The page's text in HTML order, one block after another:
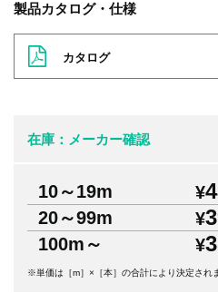
製品カタログ・仕様
カタログ
在庫：メーカー確認
10～19m ¥
20～99m ¥
100m～ ¥
※単価は［m］×［本］の合計により決定され